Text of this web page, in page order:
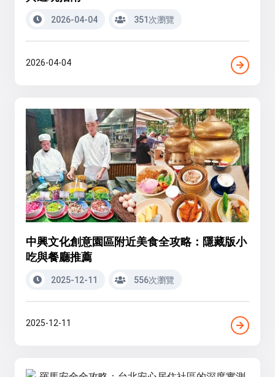
2026-04-04 351次瀏覽
2026-04-04
中興文化創意園區附近美食全攻略：隱藏版小
吃與餐廳推薦
2025-12-11 556次瀏覽
2025-12-11